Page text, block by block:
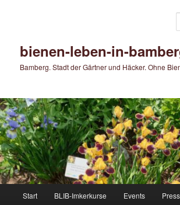
bienen-leben-in-
Bamberg. Stadt der Gärtner und Häcker. Ohne
Start BLIB-Imkerkurse Events